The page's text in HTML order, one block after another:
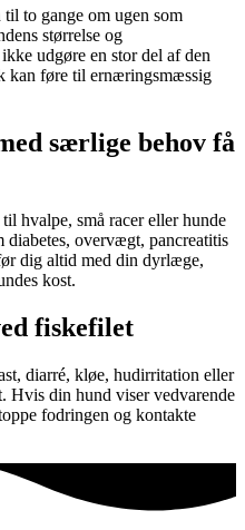
to gange om ugen som
størrelse og
udgøre en stor del af den
kan føre til ernæringsmæssig
særlige behov få
hvalpe, små racer eller hunde
diabetes, overvægt, pancreatitis
dig altid med din dyrlæge,
kost.
fiskefilet
diarré, kløe, hudirritation eller
Hvis din hund viser vedvarende
fodringen og kontakte